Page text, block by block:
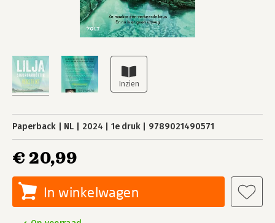
Paperback NL 2024 1e druk 9789021490571
€ 20,99
In winkelwagen